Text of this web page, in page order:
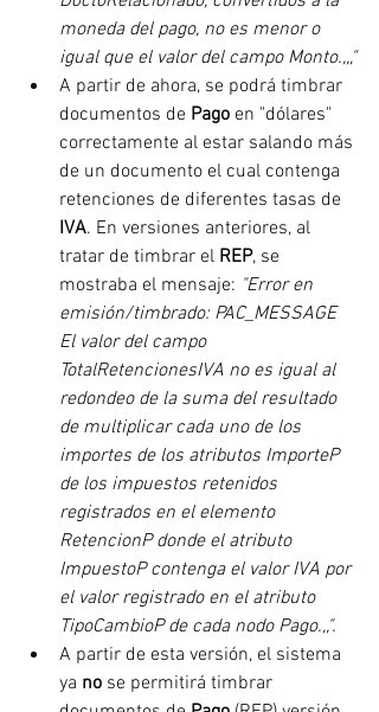
moneda del pago, no es menor o
igual que el valor del campo Monto.,,,"
A partir de ahora, se podrá timbrar
documentos de Pago en "dólares"
correctamente al estar salando más
de un documento el cual contenga
retenciones de diferentes tasas de
IVA. En versiones anteriores, al
tratar de timbrar el REP, se
mostraba el mensaje: "Error en
emisión/timbrado: PAC_MESSAGE
El valor del campo
TotalRetencionesIVA no es igual al
redondeo de la suma del resultado
de multiplicar cada uno de los
importes de los atributos ImporteP
de los impuestos retenidos
registrados en el elemento
RetencionP donde el atributo
ImpuestoP contenga el valor IVA por
el valor registrado en el atributo
TipoCambioP de cada nodo Pago.,,".
A partir de esta versión, el sistema
ya no se permitirá timbrar